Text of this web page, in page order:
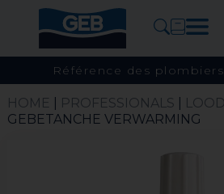
Référence des
HOME PROFESSIONALS
GEBETANCHE VERWARMING